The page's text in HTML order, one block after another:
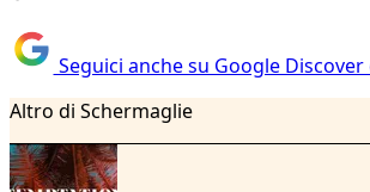
Seguici anche su Google
Altro di Schermaglie